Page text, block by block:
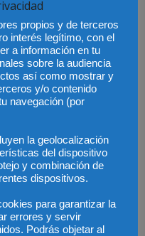
propios y de terceros
interés legítimo, con el
a información en tu
sobre la audiencia
así como mostrar y
y/o contenido
navegación (por
la geolocalización
del dispositivo
y combinación de
dispositivos.
para garantizar la
errores y servir
Podrás objetar al